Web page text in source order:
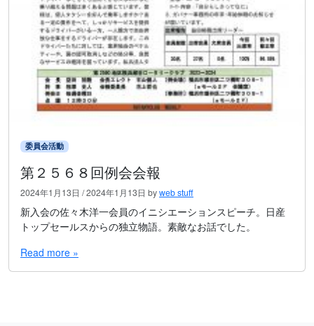
委員会活動
第２５６８回例会会報
2024年1月13日 /2024年1月13日 byweb stuff
新入会の佐々木洋一会員のイニシエーションスピーチ。日産
トップセールスからの独立物語。素敵なお話でした。
Read more »